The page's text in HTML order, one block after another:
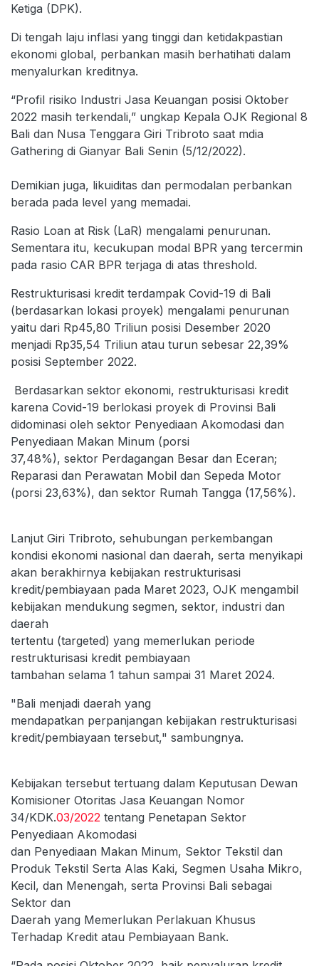
Ketiga (DPK).
Di tengah laju inflasi yang tinggi dan ketidakpastian
ekonomi global, perbankan masih berhatihati dalam
menyalurkan kreditnya.
“Profil risiko Industri Jasa Keuangan posisi Oktober
2022 masih terkendali,” ungkap Kepala OJK Regional 8
Bali dan Nusa Tenggara Giri Tribroto saat mdia
Gathering di Gianyar Bali Senin (5/12/2022).
Demikian juga, likuiditas dan permodalan perbankan
berada pada level yang memadai.
Rasio Loan at Risk (LaR) mengalami penurunan.
Sementara itu, kecukupan modal BPR yang tercermin
pada rasio CAR BPR terjaga di atas threshold.
Restrukturisasi kredit terdampak Covid-19 di Bali
(berdasarkan lokasi proyek) mengalami penurunan
yaitu dari Rp45,80 Triliun posisi Desember 2020
menjadi Rp35,54 Triliun atau turun sebesar 22,39%
posisi September 2022.
Berdasarkan sektor ekonomi, restrukturisasi kredit
karena Covid-19 berlokasi proyek di Provinsi Bali
didominasi oleh sektor Penyediaan Akomodasi dan
Penyediaan Makan Minum (porsi
37,48%), sektor Perdagangan Besar dan Eceran;
Reparasi dan Perawatan Mobil dan Sepeda Motor
(porsi 23,63%), dan sektor Rumah Tangga (17,56%).
Lanjut Giri Tribroto, sehubungan perkembangan
kondisi ekonomi nasional dan daerah, serta menyikapi
akan berakhirnya kebijakan restrukturisasi
kredit/pembiayaan pada Maret 2023, OJK mengambil
kebijakan mendukung segmen, sektor, industri dan
daerah
tertentu (targeted) yang memerlukan periode
restrukturisasi kredit pembiayaan
tambahan selama 1 tahun sampai 31 Maret 2024.
"Bali menjadi daerah yang
mendapatkan perpanjangan kebijakan restrukturisasi
kredit/pembiayaan tersebut," sambungnya.
Kebijakan tersebut tertuang dalam Keputusan Dewan
Komisioner Otoritas Jasa Keuangan Nomor
34/KDK.03/2022 tentang Penetapan Sektor
Penyediaan Akomodasi
dan Penyediaan Makan Minum, Sektor Tekstil dan
Produk Tekstil Serta Alas Kaki, Segmen Usaha Mikro,
Kecil, dan Menengah, serta Provinsi Bali sebagai
Sektor dan
Daerah yang Memerlukan Perlakuan Khusus
Terhadap Kredit atau Pembiayaan Bank.